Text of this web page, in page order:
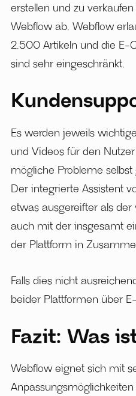
erstellen und zu
Webflow ab. Webflow
2.500 Artikeln und die E-
sind sehr eingeschränkt.
Es werden jeweils
und Videos für den
mögliche Probleme
Der integrierte Assistent
etwas ausgereifter als
auch mit der insgesamt
der Plattform in
Falls dies nicht
beider Plattformen über
Fazit: Was
Webflow eignet sich mit